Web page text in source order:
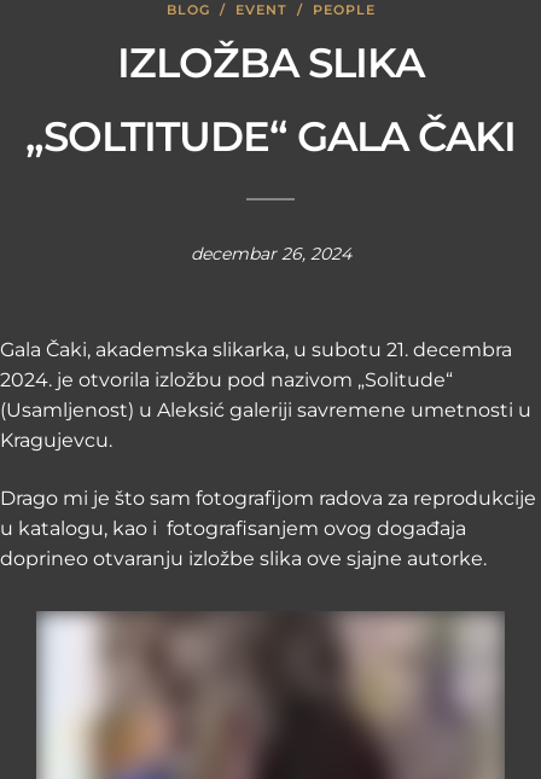
BLOG / EVENT / PEOPLE
IZLOŽBA SLIKA
„SOLTITUDE“ GALA ČAKI
decembar 26, 2024
Gala Čaki, akademska slikarka, u subotu 21. decembra
2024. je otvorila izložbu pod nazivom „Solitude“
(Usamljenost) u Aleksić galeriji savremene umetnosti u
Kragujevcu.
Drago mi je što sam fotografijom radova za reprodukcije
u katalogu, kao i fotografisanjem ovog događaja
doprineo otvaranju izložbe slika ove sjajne autorke.